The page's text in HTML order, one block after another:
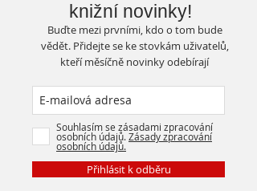
knižní novinky!
Buďte mezi prvními, kdo o tom bude
vědět. Přidejte se ke stovkám uživatelů,
kteří měsíčně novinky odebírají
Souhlasím se zásadami zpracování
osobních údajů.Zásady zpracování
osobních údajů.
Přihlásit k odběru